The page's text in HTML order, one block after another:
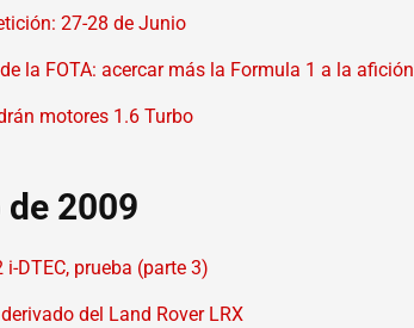
27-28 de Junio
la FOTA: acercar más la Formula 1 a la afición
motores 1.6 Turbo
2009
DTEC, prueba (parte 3)
del Land Rover LRX